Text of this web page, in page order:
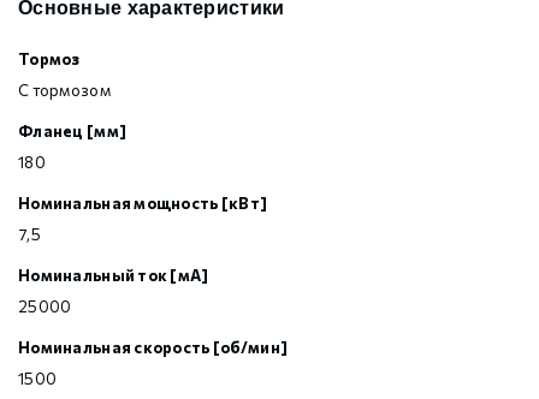
Основные характеристики
Тормоз
С тормозом
Фланец [мм]
180
Номинальная мощность [кВт]
7,5
Номинальный ток [мА]
25000
Номинальная скорость [об/мин]
1500